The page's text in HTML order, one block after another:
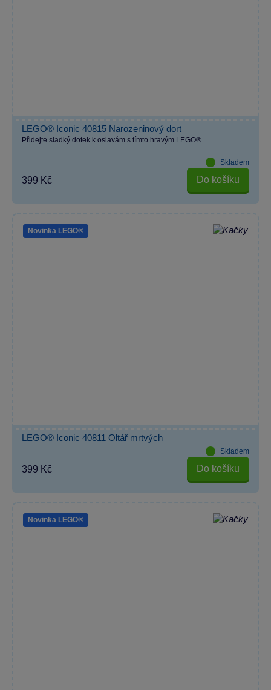
LEGO® Iconic 40815 Narozeninový dort
Přidejte sladký dotek k oslavám s tímto hravým LEGO®...
Skladem
399 Kč Do košíku
Novinka LEGO®
LEGO® Iconic 40811 Oltář mrtvých
Skladem
399 Kč Do košíku
Novinka LEGO®